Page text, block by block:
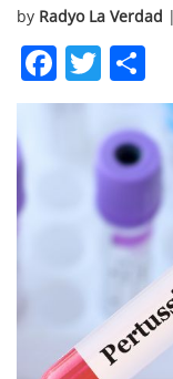
by Radyo La Verdad